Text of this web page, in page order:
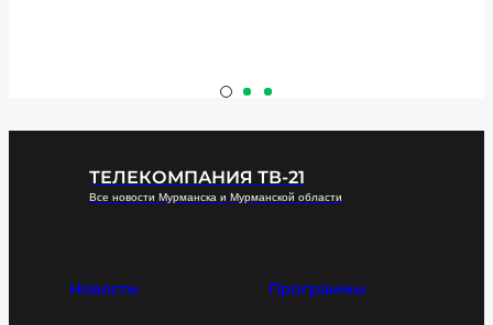
ТЕЛЕКОМПАНИЯ ТВ-21
Все новости Мурманска и Мурманской области
Новости Программы